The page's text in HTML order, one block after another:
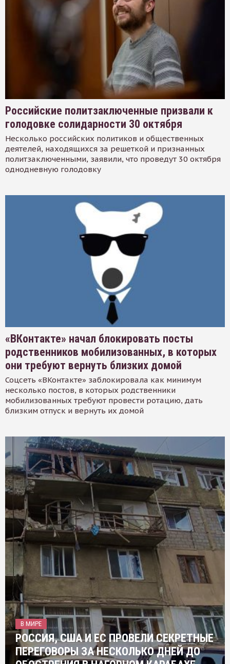
Российские политзаключенные призвали к
голодовке солидарности 30 октября
Несколько российских политиков и общественных
деятелей, находящихся за решеткой и признанных
политзаключенными, заявили, что проведут 30 октября
однодневную голодовку
«ВКонтакте» начал блокировать посты
родственников мобилизованных, в которых
они требуют вернуть близких домой
Соцсеть «ВКонтакте» заблокировала как минимум
несколько постов, в которых родственники
мобилизованных требуют провести ротацию, дать
близким отпуск и вернуть их домой
В МИРЕ
РОССИЯ, США И ЕС ПРОВЕЛИ СЕКРЕТНЫЕ
ПЕРЕГОВОРЫ ЗА НЕСКОЛЬКО ДНЕЙ ДО